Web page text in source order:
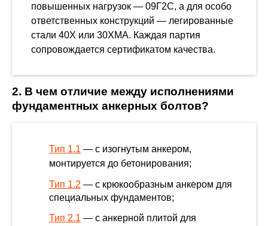
повышенных нагрузок — 09Г2С, а для особо
ответственных конструкций — легированные
стали 40Х или 30ХМА. Каждая партия
сопровождается сертификатом качества.
2. В чем отличие между исполнениями
фундаментных анкерных болтов?
Тип 1.1 — с изогнутым анкером,
монтируется до бетонирования;
Тип 1.2 — с крюкообразным анкером для
специальных фундаментов;
Тип 2.1 — с анкерной плитой для